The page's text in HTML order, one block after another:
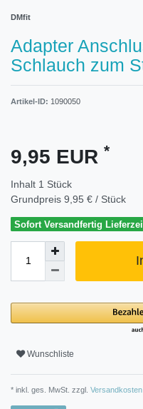
DMfit
Adapter
Schlauch zum
Artikel-ID: 1090050
9,95 EUR *
Inhalt 1 Stück
Grundpreis 9,95 € / Stück
Sofort Versandfertig
Wunschliste
* inkl. ges. MwSt. zzgl. Versandkosten